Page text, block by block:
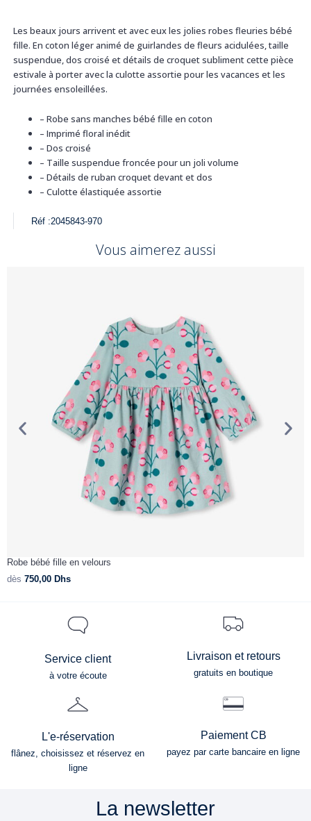
Les beaux jours arrivent et avec eux les jolies robes fleuries bébé
fille. En coton léger animé de guirlandes de fleurs acidulées, taille
suspendue, dos croisé et détails de croquet subliment cette pièce
estivale à porter avec la culotte assortie pour les vacances et les
journées ensoleillées.
– Robe sans manches bébé fille en coton
– Imprimé floral inédit
– Dos croisé
– Taille suspendue froncée pour un joli volume
– Détails de ruban croquet devant et dos
– Culotte élastiquée assortie
Réf :2045843-970
Vous aimerez aussi
Robe bébé fille en velours
dès 750,00 Dhs
Service client
à votre écoute
Livraison et retours
gratuits en boutique
L'e-réservation
flânez, choisissez et réservez en
ligne
Paiement CB
payez par carte bancaire en ligne
La newsletter